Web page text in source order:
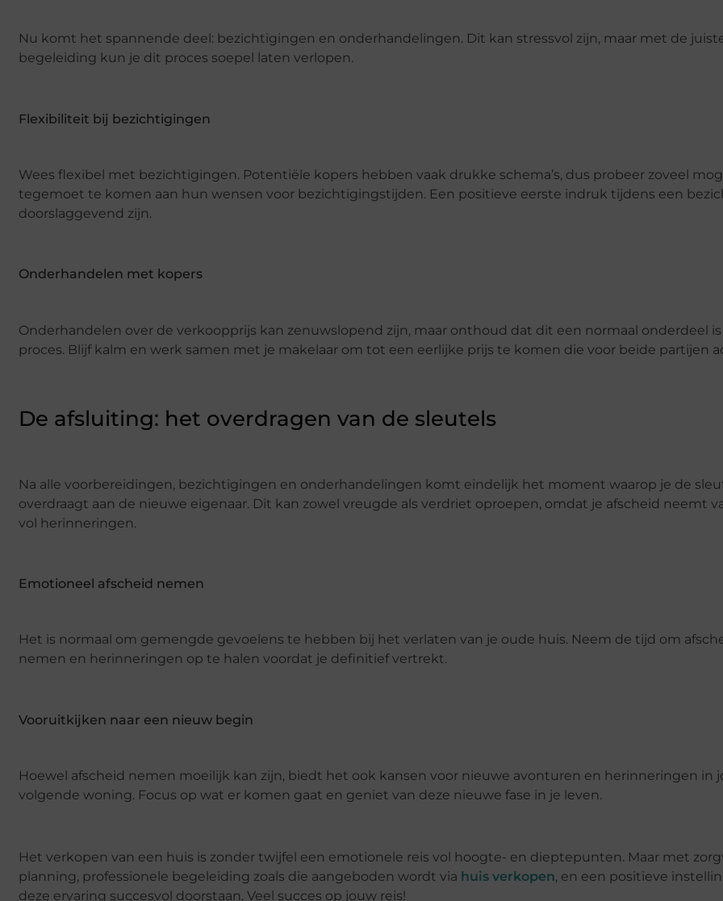
Nu komt het spannende deel: bezichtigingen en onderhandelingen. Dit kan stressvol zijn, maar met de
begeleiding kun je dit proces soepel laten verlopen.
Flexibiliteit bij bezichtigingen
Wees flexibel met bezichtigingen. Potentiële kopers hebben vaak drukke schema’s, dus probeer zoveel
tegemoet te komen aan hun wensen voor bezichtigingstijden. Een positieve eerste indruk tijdens een
doorslaggevend zijn.
Onderhandelen met kopers
Onderhandelen over de verkoopprijs kan zenuwslopend zijn, maar onthoud dat dit een normaal onderdeel
proces. Blijf kalm en werk samen met je makelaar om tot een eerlijke prijs te komen die voor beide partijen
De afsluiting: het overdragen van de sleutels
Na alle voorbereidingen, bezichtigingen en onderhandelingen komt eindelijk het moment waarop je de
overdraagt aan de nieuwe eigenaar. Dit kan zowel vreugde als verdriet oproepen, omdat je afscheid neemt
vol herinneringen.
Emotioneel afscheid nemen
Het is normaal om gemengde gevoelens te hebben bij het verlaten van je oude huis. Neem de tijd om
nemen en herinneringen op te halen voordat je definitief vertrekt.
Vooruitkijken naar een nieuw begin
Hoewel afscheid nemen moeilijk kan zijn, biedt het ook kansen voor nieuwe avonturen en herinneringen in
volgende woning. Focus op wat er komen gaat en geniet van deze nieuwe fase in je leven.
Het verkopen van een huis is zonder twijfel een emotionele reis vol hoogte- en dieptepunten. Maar met
planning, professionele begeleiding zoals die aangeboden wordt via huis verkopen, en een positieve
deze ervaring succesvol doorstaan. Veel succes op jouw reis!